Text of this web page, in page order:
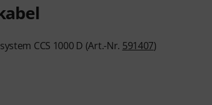
CCS 1000 D (Art.-Nr. 591407)